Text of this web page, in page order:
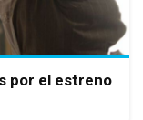
por el estreno